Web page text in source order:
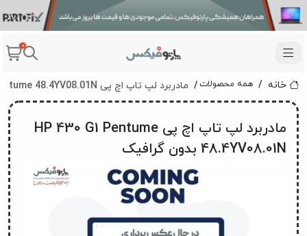
0
خانه همه محصولات مادربرد لپ تاپ اچ پی HP 430 G1 Pentume 48.4YV08.01N بدون گرافیک
مادربرد لپ تاپ اچ پی HP 430 G1 Pentume
48.4YV08.01N بدون گرافیک